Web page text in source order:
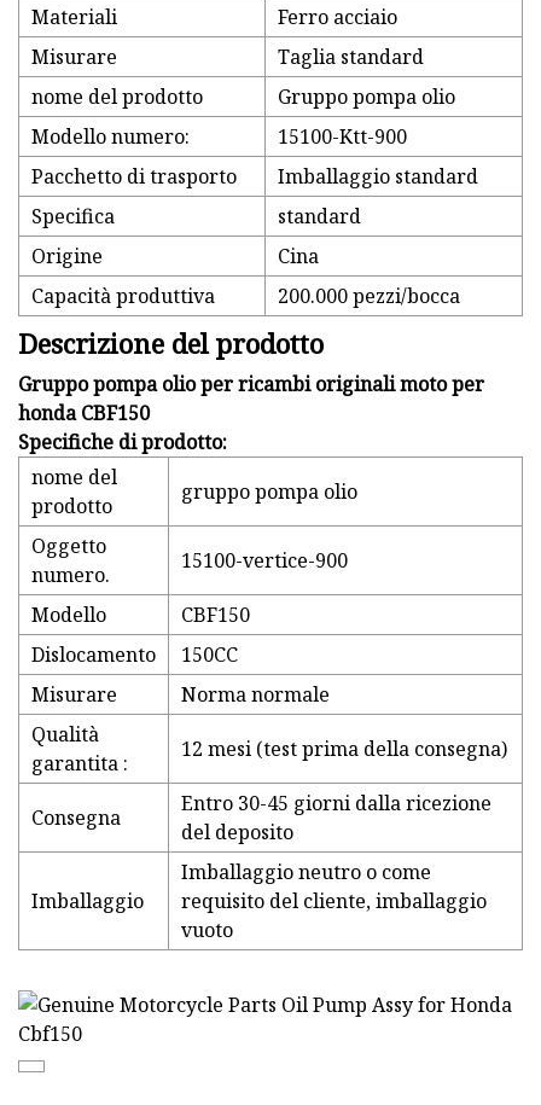
Materiali
Ferro acciaio
Misurare
Taglia standard
nome del prodotto
Gruppo pompa olio
Modello numero:
15100-Ktt-900
Pacchetto di trasporto
Imballaggio standard
Specifica
standard
Origine
Cina
Capacità produttiva
200.000 pezzi/bocca
Descrizione del prodotto
Gruppo pompa olio per ricambi originali moto per
honda CBF150
Specifiche di prodotto:
nome del
prodotto
gruppo pompa olio
Oggetto
numero.
15100-vertice-900
Modello
CBF150
Dislocamento
150CC
Misurare
Norma normale
Qualità
garantita :
12 mesi (test prima della consegna)
Consegna
Entro 30-45 giorni dalla ricezione
del deposito
Imballaggio
Imballaggio neutro o come
requisito del cliente, imballaggio
vuoto